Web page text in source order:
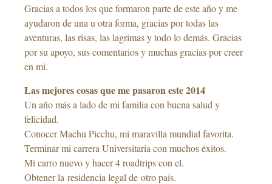
Gracias a todos los que formaron parte de este año y me
ayudaron de una u otra forma, gracias por todas las
aventuras, las risas, las lagrimas y todo lo demás. Gracias
por su apoyo, sus comentarios y muchas gracias por creer
en mi.
Las mejores cosas que me pasaron este 2014
Un año más a lado de mi familia con buena salud y
felicidad.
Conocer Machu Picchu, mi maravilla mundial favorita.
Terminar mi carrera Universitaria con muchos éxitos.
Mi carro nuevo y hacer 4 roadtrips con el.
Obtener la residencia legal de otro país.